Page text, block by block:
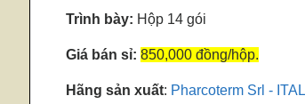
Trình bày: Hộp 14 gói
Giá bán sỉ: 850,000 đồng/hộp.
Hãng sản xuất: Pharcoterm Srl -